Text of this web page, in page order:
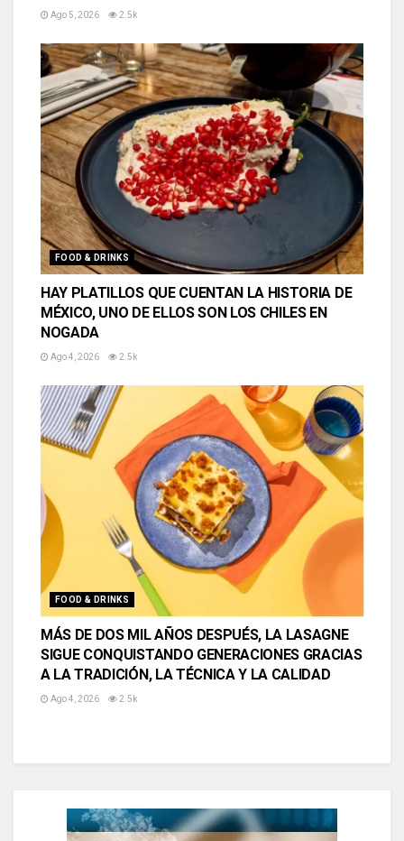
Ago 5, 2026 2.5k
FOOD & DRINKS
HAY PLATILLOS QUE CUENTAN LA HISTORIA DE
MÉXICO, UNO DE ELLOS SON LOS CHILES EN
NOGADA
Ago 4, 2026 2.5k
FOOD & DRINKS
MÁS DE DOS MIL AÑOS DESPUÉS, LA LASAGNE
SIGUE CONQUISTANDO GENERACIONES GRACIAS
A LA TRADICIÓN, LA TÉCNICA Y LA CALIDAD
Ago 4, 2026 2.5k